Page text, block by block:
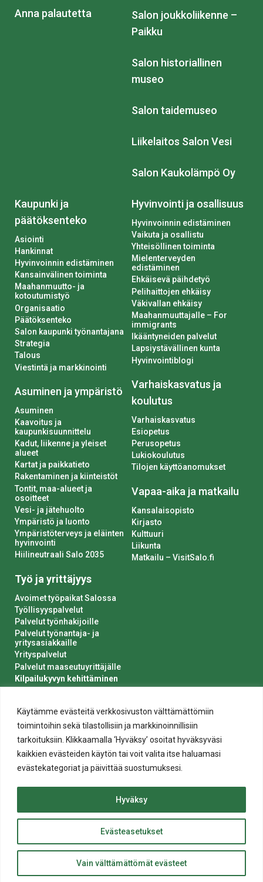
Käytämme evästeitä verkkosivuston välttämättömiin
toimintoihin sekä tilastollisiin ja markkinoinnillisiin
tarkoituksiin. Klikkaamalla ‘Hyväksy’ osoitat hyväksyväsi
kaikkien evästeiden käytön tai voit valita itse haluamasi
evästekategoriat ja päivittää suostumuksesi.
Evästeasetukset
Vain välttämättömät evästeet
Hyväksy
ylös
Anna palautetta
Salon joukkoliikenne –
Paikku
Salon historiallinen
museo
Salon taidemuseo
Liikelaitos Salon Vesi
Salon Kaukolämpö Oy
Kaupunki ja
päätöksenteko
Asiointi
Hankinnat
Hyvinvoinnin edistäminen
Kansainvälinen toiminta
Maahanmuutto- ja
kotoutumistyö
Organisaatio
Päätöksenteko
Salon kaupunki työnantajana
Strategia
Talous
Viestintä ja markkinointi
Asuminen ja ympäristö
Asuminen
Kaavoitus ja
kaupunkisuunnittelu
Kadut, liikenne ja yleiset
alueet
Kartat ja paikkatieto
Rakentaminen ja kiinteistöt
Tontit, maa-alueet ja
osoitteet
Vesi- ja jätehuolto
Ympäristö ja luonto
Ympäristöterveys ja eläinten
hyvinvointi
Hiilineutraali Salo 2035
Työ ja yrittäjyys
Avoimet työpaikat Salossa
Työllisyyspalvelut
Palvelut työnhakijoille
Palvelut työnantaja- ja
yritysasiakkaille
Yrityspalvelut
Palvelut maaseutuyrittäjälle
Kilpailukyvyn kehittäminen
Hyvinvointi ja osallisuus
Hyvinvoinnin edistäminen
Vaikuta ja osallistu
Yhteisöllinen toiminta
Mielenterveyden
edistäminen
Ehkäisevä päihdetyö
Pelihaittojen ehkäisy
Väkivallan ehkäisy
Maahanmuuttajalle – For
immigrants
Ikääntyneiden palvelut
Lapsiystävällinen kunta
Hyvinvointiblogi
Varhaiskasvatus ja
koulutus
Varhaiskasvatus
Esiopetus
Perusopetus
Lukiokoulutus
Tilojen käyttöanomukset
Vapaa-aika ja matkailu
Kansalaisopisto
Kirjasto
Kulttuuri
Liikunta
Matkailu – VisitSalo.fi
Saavutettavuusseloste
© 2020 Salon kaupunki
Website crafted byEvermade.